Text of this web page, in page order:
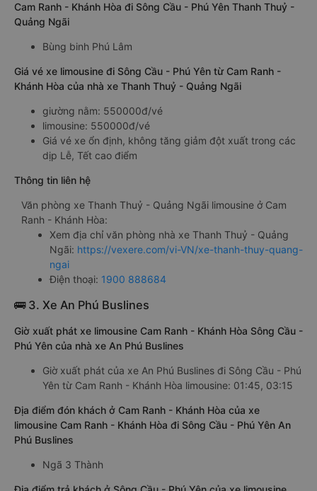
Cam Ranh - Khánh Hòa đi Sông Cầu - Phú Yên Thanh Thuỷ -
Quảng Ngãi
Bùng binh Phú Lâm
Giá vé xe limousine đi Sông Cầu - Phú Yên từ Cam Ranh -
Khánh Hòa của nhà xe Thanh Thuỷ - Quảng Ngãi
giường nằm: 550000đ/vé
limousine: 550000đ/vé
Giá vé xe ổn định, không tăng giảm đột xuất trong các
dịp Lễ, Tết cao điểm
Thông tin liên hệ
Văn phòng xe Thanh Thuỷ - Quảng Ngãi limousine ở Cam
Ranh - Khánh Hòa:
Xem địa chỉ văn phòng nhà xe Thanh Thuỷ - Quảng
Ngãi: https://vexere.com/vi-VN/xe-thanh-thuy-quang-
ngai
Điện thoại: 1900 888684
🚌 3. Xe An Phú Buslines
Giờ xuất phát xe limousine Cam Ranh - Khánh Hòa Sông Cầu -
Phú Yên của nhà xe An Phú Buslines
Giờ xuất phát của xe An Phú Buslines đi Sông Cầu - Phú
Yên từ Cam Ranh - Khánh Hòa limousine: 01:45, 03:15
Địa điểm đón khách ở Cam Ranh - Khánh Hòa của xe
limousine Cam Ranh - Khánh Hòa đi Sông Cầu - Phú Yên An
Phú Buslines
Ngã 3 Thành